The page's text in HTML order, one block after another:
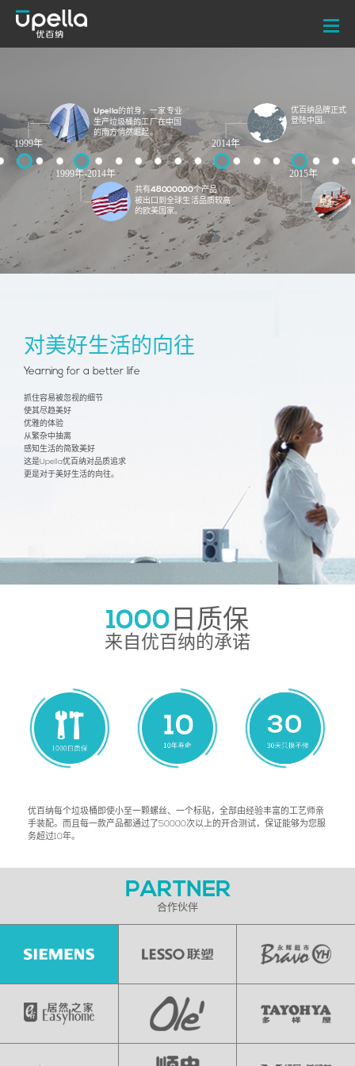
1999年
Upella的前身，一家专业
生产垃圾桶的工厂在中国
的南方悄然崛起。
1999年-2014年
共有48000000个产品
被出口到全球生活品质较高
的欧美国家。
2014年
优百纳品牌正式
登陆中国。
2015年
对美好生活的向往
Yearning for a better life
抓住容易被忽视的细节
使其尽趋美好
优雅的体验
从繁杂中抽离
感知生活的简致美好
这是Upella优百纳对品质追求
更是对于美好生活的向往。
1000 日质保
来自优百纳的承诺
优百纳每个垃圾桶即使小至一颗螺丝、一个标贴，全部由经验丰富的工艺师亲
手装配。而且每一款产品都通过了50000次以上的开合测试，保证能够为您服
务超过10年。
PARTNER
合作伙伴